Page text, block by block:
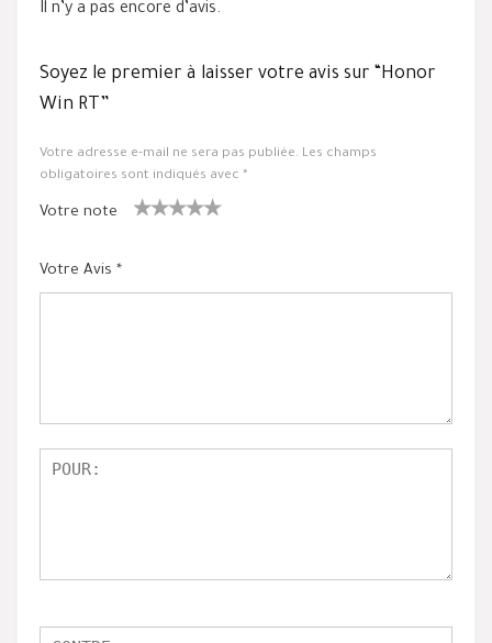
Il n’y a pas encore d’avis.
Soyez le premier à laisser votre avis sur “Honor
Win RT”
Votre adresse e-mail ne sera pas publiée. Les champs
obligatoires sont indiqués avec *
Votre note
oil
sur
Votre Avis *